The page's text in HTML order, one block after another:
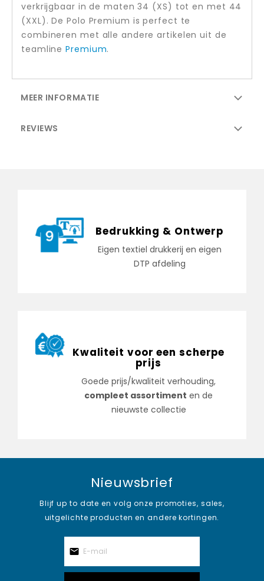
verkrijgbaar in de maten 34 (XS) tot en met 44
(XXL). De Polo Premium is perfect te
combineren met alle andere artikelen uit de
teamlinePremium.
MEER INFORMATIE
REVIEWS
Bedrukking & Ontwerp
Eigen textiel drukkerij en eigen
DTP afdeling
Kwaliteit voor een scherpe
prijs
Goede prijs/kwaliteit verhouding,
compleet assortiment en de
nieuwste collectie
Nieuwsbrief
Blijf up to date en volg onze promoties, sales,
uitgelichte producten en andere kortingen.